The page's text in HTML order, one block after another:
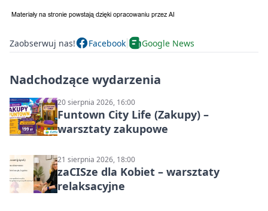
Zaobserwuj nas! Facebook Google News
Nadchodzące wydarzenia
20 sierpnia 2026, 16:00
Funtown City Life (Zakupy) –
warsztaty zakupowe
21 sierpnia 2026, 18:00
zaCISze dla Kobiet – warsztaty
relaksacyjne